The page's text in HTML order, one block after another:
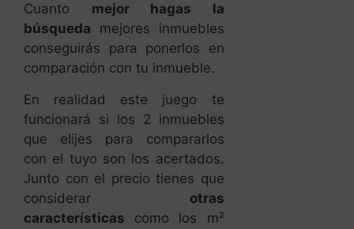
Cuanto mejor hagas la
búsqueda mejores inmuebles
conseguirás para ponerlos en
comparación con tu inmueble.
En realidad este juego te
funcionará si los 2 inmuebles
que elijes para compararlos
con el tuyo son los acertados.
Junto con el precio tienes que
considerar otras
características como los m²